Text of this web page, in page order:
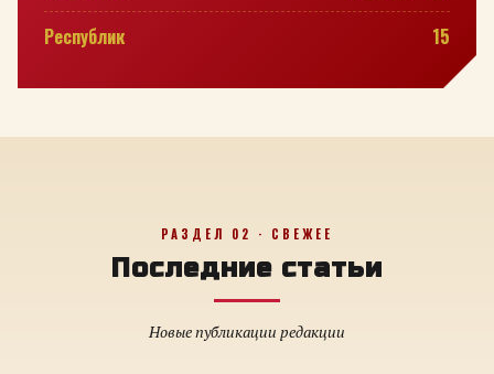
Республик
15
РАЗДЕЛ 02 · СВЕЖЕЕ
Последние статьи
Новые публикации редакции